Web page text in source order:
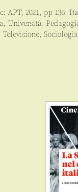
APT, 2021, pp 136,
, Università,
Televisione,